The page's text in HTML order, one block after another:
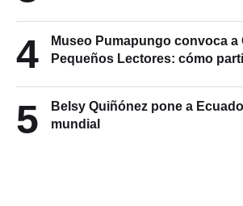
4
Museo Pumapungo convoca a
Pequeños Lectores: cómo
5
Belsy Quiñónez pone a
mundial